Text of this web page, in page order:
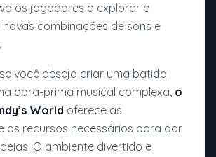
os jogadores a explorar e
combinações de sons e
você deseja criar uma batida
obra-prima musical complexa, o
World oferece as
os recursos necessários para dar
O ambiente divertido e